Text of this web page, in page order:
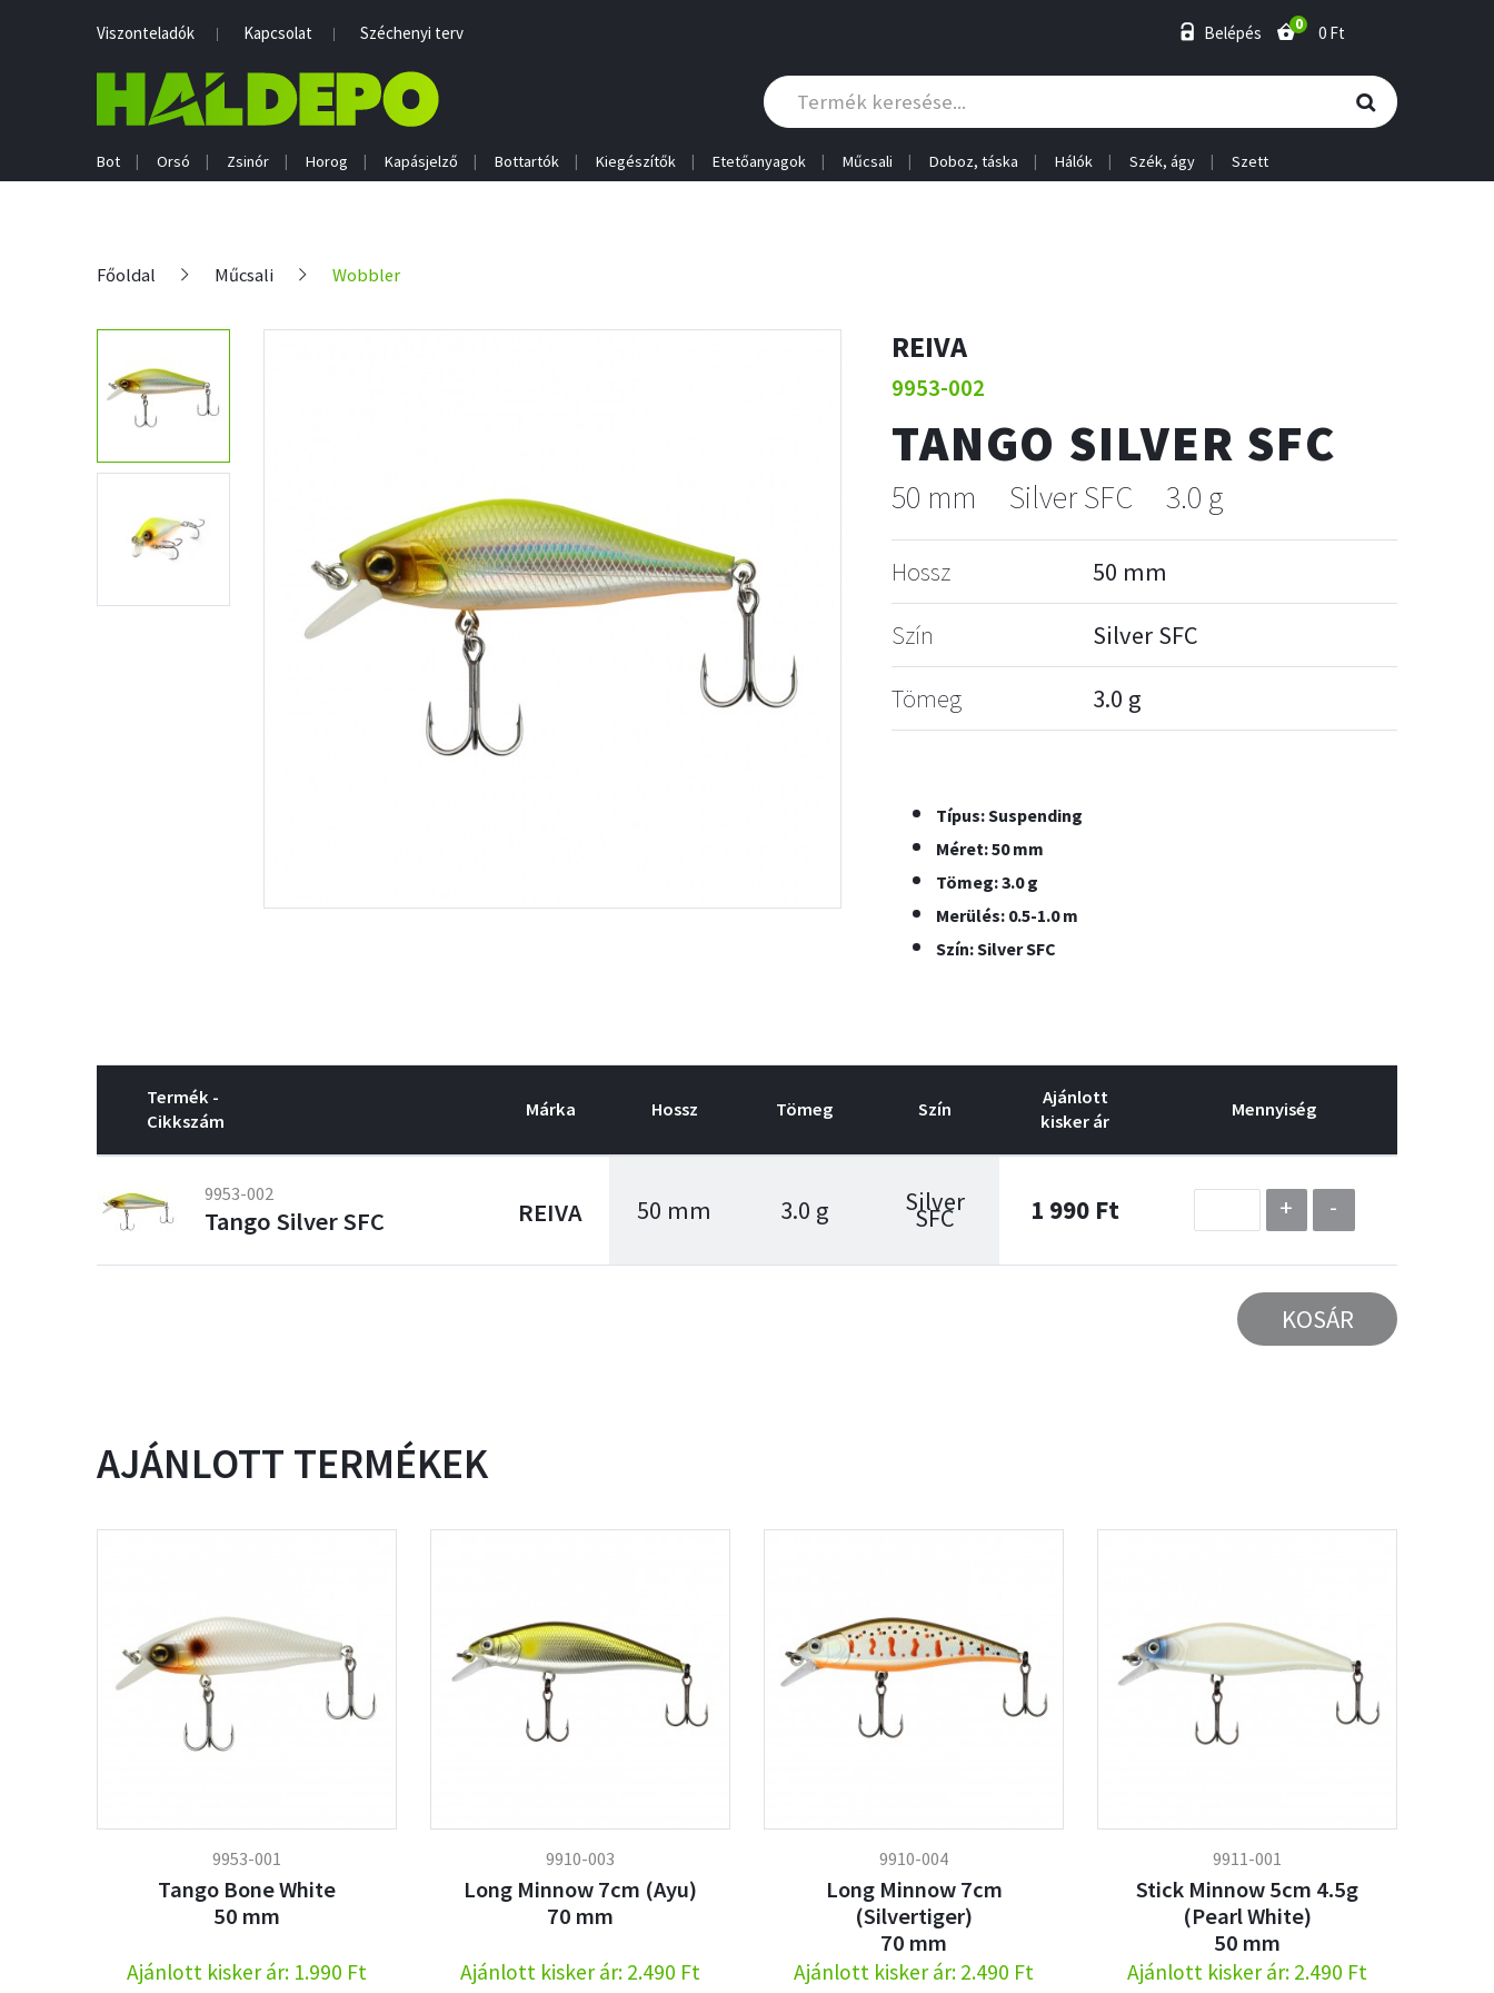
Viszonteladók Kapcsolat Széchenyi terv Belépés 0 0 Ft
Bot Orsó Zsinór Horog Kapásjelző Bottartók Kiegészítők Etetőanyagok Műcsali Doboz, táska Hálók Szék, ágy Szett
Főoldal Műcsali Wobbler
REIVA
9953-002
TANGO SILVER SFC
50 mm Silver SFC 3.0 g
Hossz 50 mm
Szín Silver SFC
Tömeg 3.0 g
Típus: Suspending
Méret: 50 mm
Tömeg: 3.0 g
Merülés: 0.5-1.0 m
Szín: Silver SFC
Termék -
Cikkszám
Márka Hossz Tömeg Szín
Ajánlott
kisker ár
Mennyiség
9953-002
Tango Silver SFC REIVA 50 mm 3.0 g Silver
SFC 1 990 Ft + -
KOSÁR
AJÁNLOTT TERMÉKEK
9953-001
Tango Bone White
50 mm
Ajánlott kisker ár: 1.990 Ft
9910-003
Long Minnow 7cm (Ayu)
70 mm
Ajánlott kisker ár: 2.490 Ft
9910-004
Long Minnow 7cm
(Silvertiger)
70 mm
Ajánlott kisker ár: 2.490 Ft
9911-001
Stick Minnow 5cm 4.5g
(Pearl White)
50 mm
Ajánlott kisker ár: 2.490 Ft